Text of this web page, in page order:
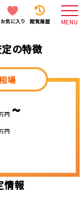
お気に入り 閲覧履歴 MENU
定の特徴
場
円 ~
円
情報